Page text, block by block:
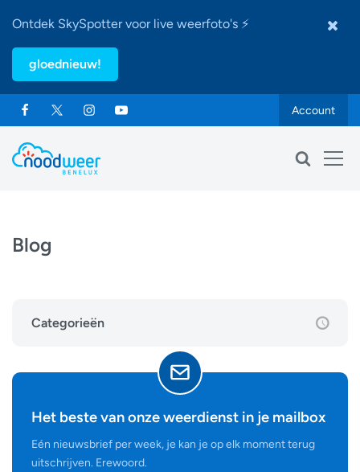
Ontdek SkySpotter voor live weerfoto's ⚡
gloednieuw!
Account
Blog
Categorieën
Onweersverwachting
Het beste van onze weerdienst in je mailbox
Eén nieuwsbrief per week, je kan je op elk moment terug
uitschrijven. Erewoord.